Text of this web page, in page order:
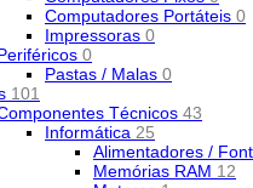
Computadores Portáteis 0
Impressoras 0
0
Pastas / Malas 0
101
Técnicos 43
Informática 25
Alimentadores /
Memórias RAM 12